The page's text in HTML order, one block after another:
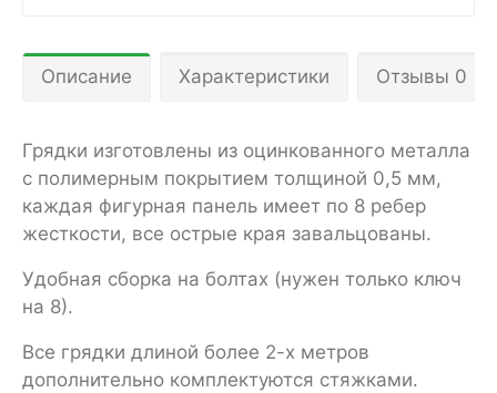
Описание Характеристики Отзывы 0
Грядки изготовлены из оцинкованного металла
с полимерным покрытием толщиной 0,5 мм,
каждая фигурная панель имеет по 8 ребер
жесткости, все острые края завальцованы.
Удобная сборка на болтах (нужен только ключ
на 8).
Все грядки длиной более 2-х метров
дополнительно комплектуются стяжками.